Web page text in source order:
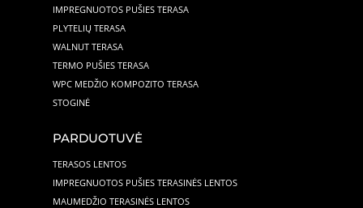
IMPREGNUOTOS PUŠIES TERASA
PLYTELIŲ TERASA
WALNUT TERASA
TERMO PUŠIES TERASA
WPC MEDŽIO KOMPOZITO TERASA
STOGINĖ
PARDUOTUVĖ
TERASOS LENTOS
IMPREGNUOTOS PUŠIES TERASINĖS LENTOS
MAUMEDŽIO TERASINĖS LENTOS